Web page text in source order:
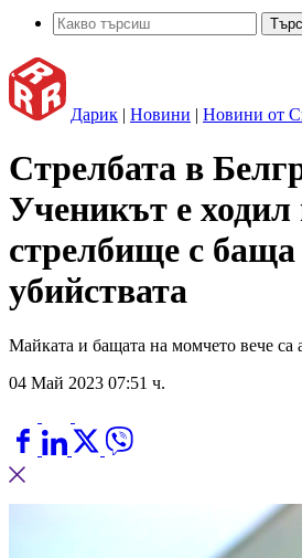
Дарик | Новини | Новини от
Стрелбата в
Ученикът е ходил
стрелбище с баща
убийствата
Майката и бащата на момчето вече са
04 Май 2023 07:51 ч.